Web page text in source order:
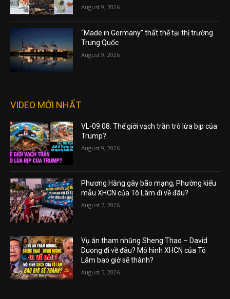
August 9, 2026
“Made in Germany” thất thế tại thị trường
Trung Quốc
August 9, 2026
VIDEO MỚI NHẤT
VL-09.08: Thế giới vạch trần trò lừa bịp của
Trump?
August 9, 2026
Phương Hằng gây bão mạng, Phường kiểu
mẫu XHCN của Tô Lâm đi về đâu?
August 7, 2026
Vụ án tham nhũng Sheng Thao – David
Duong đi về đâu? Mô hình XHCN của Tô
Lâm bao giờ sẽ thành?
August 5, 2026